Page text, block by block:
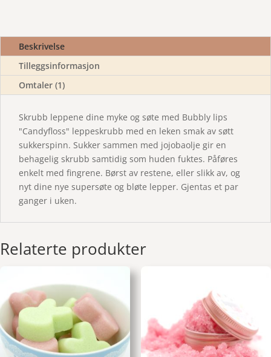
Beskrivelse
Tilleggsinformasjon
Omtaler (1)
Skrubb leppene dine myke og søte med Bubbly lips
"Candyfloss" leppeskrubb med en leken smak av søtt
sukkerspinn. Sukker sammen med jojobaolje gir en
behagelig skrubb samtidig som huden fuktes. Påføres
enkelt med fingrene. Børst av restene, eller slikk av, og
nyt dine nye supersøte og bløte lepper. Gjentas et par
ganger i uken.
Relaterte produkter